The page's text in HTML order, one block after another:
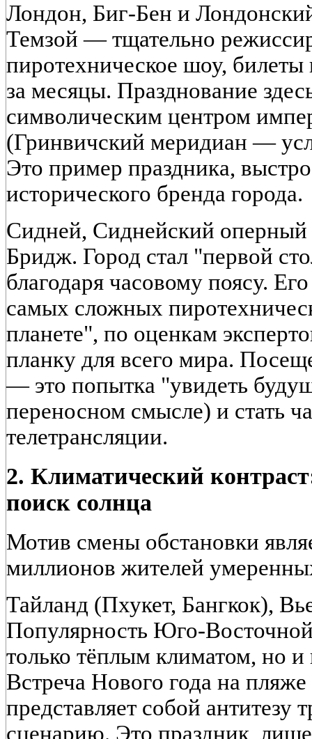
Лондон, Биг-Бен и
Темзой — тщательно
пиротехническое шоу, билеты
за месяцы. Празднование
символическим центром
(Гринвичский меридиан —
Это пример праздника,
исторического бренда города.
Сидней, Сиднейский оперный
Бридж. Город стал "первой
благодаря часовому поясу.
самых сложных
планете", по оценкам
планку для всего мира.
— это попытка "увидеть
переносном смысле) и стать
телетрансляции.
2. Климатический
поиск солнца
Мотив смены обстановки
миллионов жителей
Тайланд (Пхукет, Бангкок),
Популярность Юго-
только тёплым климатом, но и
Встреча Нового года на
представляет собой
сценарию. Это праздник,